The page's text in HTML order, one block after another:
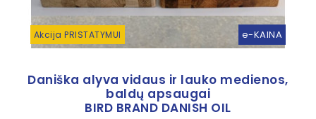
Akcija PRISTATYMUI e-KAINA
Daniška alyva vidaus ir lauko medienos,
baldų apsaugai
BIRD BRAND DANISH OIL